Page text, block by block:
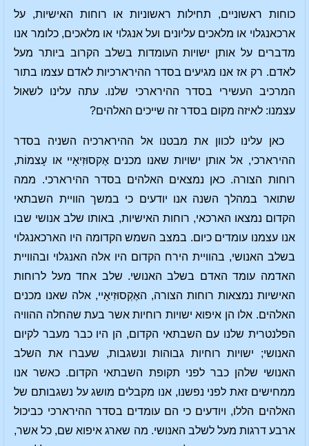
כוחות ראשוניים, תחילות ראשוניות או רוחות האישיות, על
ארכאנגלוי או מלאכים עליונים ועל אנגלוי או מלאכים, כלומר אנו
מדברים על אותן ישויות העומדות בשלב הקרוב ביותר מעל
לאדם. רק אז אנו מגיעים בסדר ההירארכיות לאדם עצמו בתור
המרכיב העשירי בסדר ההירארכי שלנו. עתה עלינו לשאול
עצמנו: לאיזה מקום בסדר זה שייכים האלהים?
כאן עלינו לכוון את מבטנו אל ההירארכיה השניה בסדר
ההירארכי, אל אותן ישויות שאנו מכנים אֶקסוּזִיאָיי או עָצמוֹת,
רוחות הצורה. כאן נמצאים האלהים בסדר ההירארכי. ממה
שתואר במהלך השנה אנו יודעים כי במשך הוויית השבתאי
הקדום נמצאו הארכאי, רוחות האישיות, באותו שלב אנושי שבו
אנו עצמנו עומדים כיום. במצב השמש הקדומה היו הארכאנגלוי
בשלב האנושי, בהוויית הירח הקדום היו אלה האנגלוי ובהוויית
האדמה עומד האדם בשלב האנושי. שלב אחד מעל לרוחות
האישיות נמצאות רוחות הצורה, האֶקְסוּזִיאָיי, אלה שאנו מכנים
האלהים. אלו הן איפוא ישויות רוחיות אשר בעת שהחלה ההוויה
הפלנטרית שלנו עם השבתאי הקדום, הן היו כבר מעבר לקיום
האנושי; ישויות רוחיות גבוהות ונשגבות, שעברו את השלב
האנושי שלהן כבר לפני תקופת השבתאי הקדום. כאשר אנו
ממחישים זאת לפני נפשנו, אנו מקבלים מושג על נשגבותם של
האלהים הללו, ויודעים כי הם עומדים בסדר ההירארכי כביכול
ארבע דרגות מעל לשלב האנושי. מה שארג איפוא שם, כל אשר,